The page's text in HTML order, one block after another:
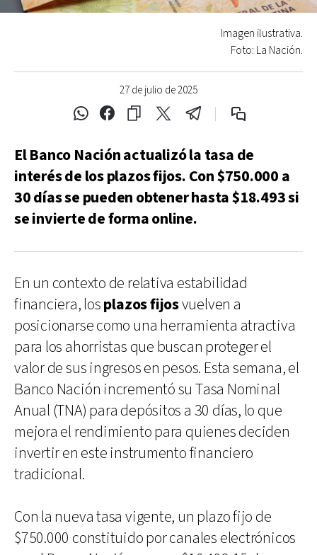
27 de julio de 2025
Imagen ilustrativa.
Foto: La Nación.
El Banco Nación actualizó la tasa de
interés de los plazos fijos. Con $750.000 a
30 días se pueden obtener hasta $18.493 si
se invierte de forma online.
En un contexto de relativa estabilidad
financiera, losplazos fijosvuelven a
posicionarse como una herramienta atractiva
para los ahorristas que buscan proteger el
valor de sus ingresos en pesos. Esta semana, el
Banco Nación incrementó su Tasa Nominal
Anual (TNA) para depósitos a 30 días, lo que
mejora el rendimiento para quienes deciden
invertir en este instrumento financiero
tradicional.
Con la nueva tasa vigente, un plazo fijo de
$750.000 constituido por canales electrónicos